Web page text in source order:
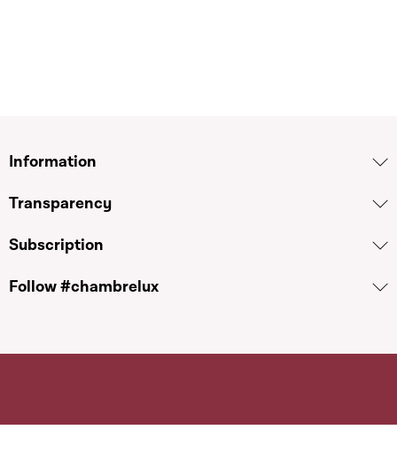
Information
Transparency
Subscription
Follow #chambrelux